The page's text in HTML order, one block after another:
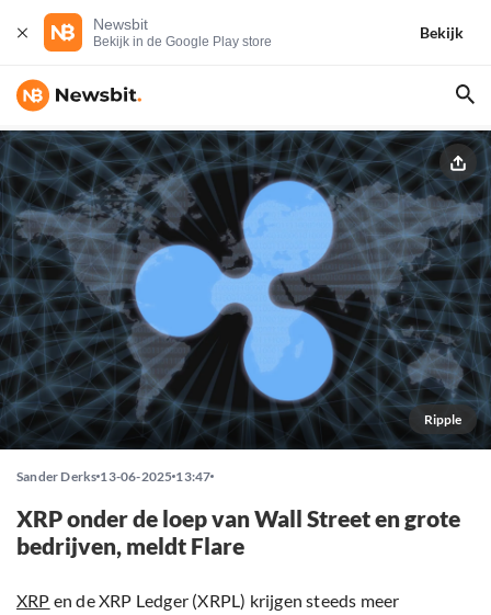
Newsbit
Bekijk in de Google Play store
Bekijk
Ripple
Sander Derks 13-06-2025 13:47
XRP onder de loep van Wall Street en grote
bedrijven, meldt Flare
XRP en de XRP Ledger (XRPL) krijgen steeds meer